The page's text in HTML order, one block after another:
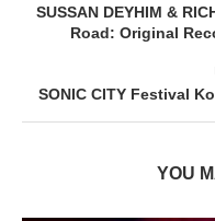
SUSSAN DEYHIM &
Road: Original
SONIC CITY Festival
YOU